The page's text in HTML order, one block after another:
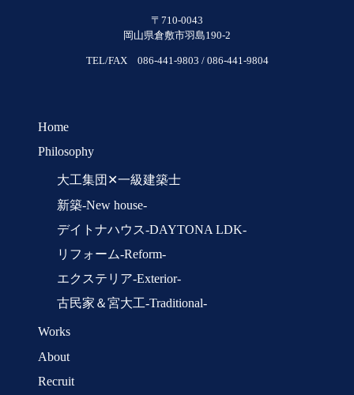
〒710-0043
岡山県倉敷市羽島190-2
TEL/FAX 086-441-9803 / 086-441-9804
Home
Philosophy
大工集団✕一級建築士
新築-New house-
デイトナハウス-DAYTONA LDK-
リフォーム-Reform-
エクステリア-Exterior-
古民家＆宮大工-Traditional-
Works
About
Recruit